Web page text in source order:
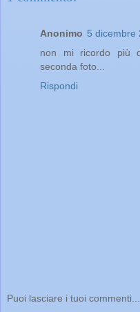
Anonimo 5 dicembre
non mi ricordo più
seconda foto...
Rispondi
Puoi lasciare i tuoi commenti...